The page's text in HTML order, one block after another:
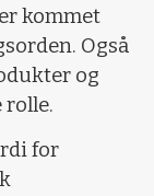
kommet
Også
og
rolle.
for